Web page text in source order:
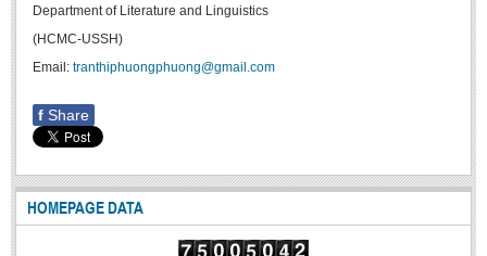
Department of Literature and Linguistics
(HCMC-USSH)
Email: tranthiphuongphuong@gmail.com
f Share
HOMEPAGE DATA